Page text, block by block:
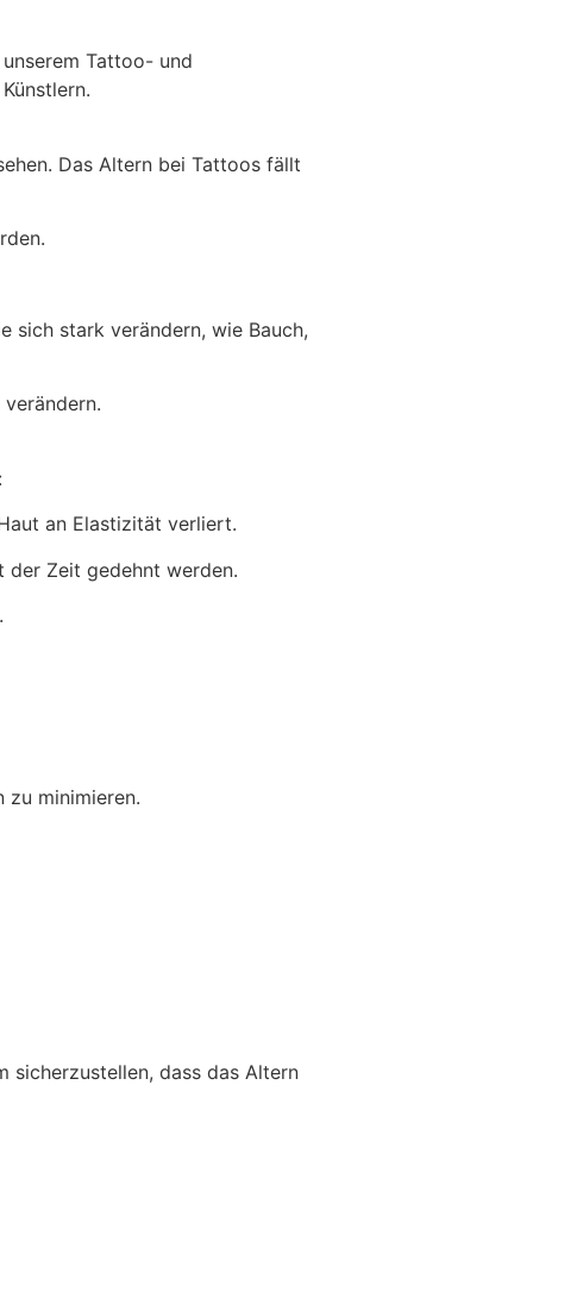
Tattoo- und
Das Altern bei Tattoos fällt
sich stark verändern, wie Bauch,
an Elastizität verliert.
der Zeit gedehnt werden.
zu minimieren.
sicherzustellen, dass das Altern